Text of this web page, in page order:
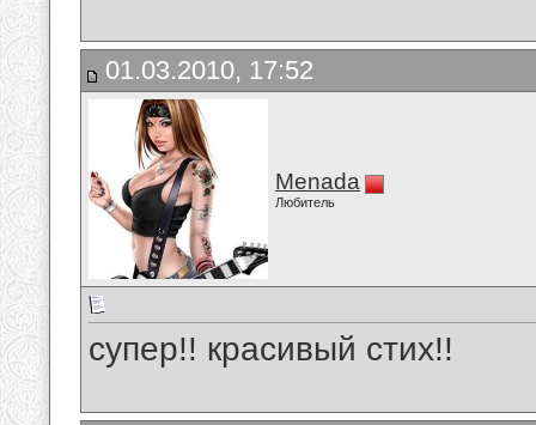
01.03.2010, 17:52
Menada
Любитель
супер!! красивый стих!!